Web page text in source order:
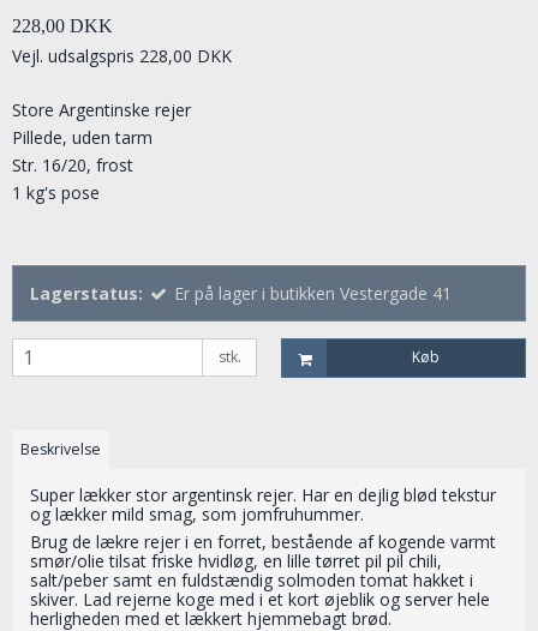
228,00 DKK
Vejl. udsalgspris 228,00 DKK
Store Argentinske rejer
Pillede, uden tarm
Str. 16/20, frost
1 kg's pose
Lagerstatus: Er på lager i butikken Vestergade 41
stk. Køb
Beskrivelse
Super lækker stor argentinsk rejer. Har en dejlig blød tekstur
og lækker mild smag, som jomfruhummer.
Brug de lækre rejer i en forret, bestående af kogende varmt
smør/olie tilsat friske hvidløg, en lille tørret pil pil chili,
salt/peber samt en fuldstændig solmoden tomat hakket i
skiver. Lad rejerne koge med i et kort øjeblik og server hele
herligheden med et lækkert hjemmebagt brød.